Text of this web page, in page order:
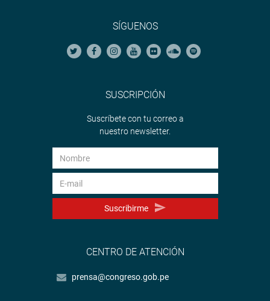
SÍGUENOS
SUSCRIPCIÓN
Suscríbete con tu correo a
nuestro newsletter.
Suscribirme
CENTRO DE ATENCIÓN
prensa@congreso.gob.pe